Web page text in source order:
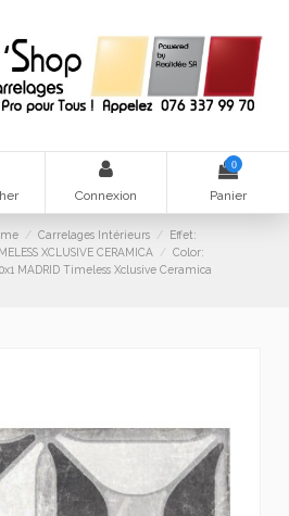
Connexion
0
Panier
Carrelages Intérieurs
Effet:
XCLUSIVE CERAMICA
Color:
MADRID Timeless Xclusive Ceramica